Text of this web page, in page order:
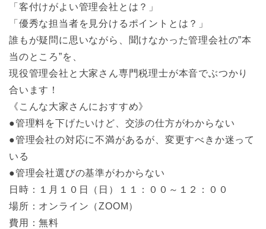
「客付けがよい管理会社とは？」
「優秀な担当者を見分けるポイントとは？」
誰もが疑問に思いながら、聞けなかった管理会社の”本
当のところ”を、
現役管理会社と大家さん専門税理士が本音でぶつかり
合います！
《こんな大家さんにおすすめ》
●管理料を下げたいけど、交渉の仕方がわからない
●管理会社の対応に不満があるが、変更すべきか迷って
いる
●管理会社選びの基準がわからない
日時：１月１０日（日）１１：００～１２：００
場所：オンライン（ZOOM）
費用：無料